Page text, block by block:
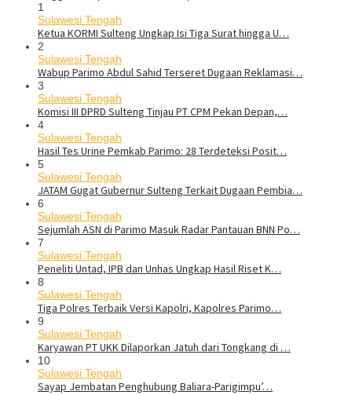
1
Sulawesi Tengah
Ketua KORMI Sulteng Ungkap Isi Tiga Surat hingga U…
2
Sulawesi Tengah
Wabup Parimo Abdul Sahid Terseret Dugaan Reklamasi…
3
Sulawesi Tengah
Komisi III DPRD Sulteng Tinjau PT CPM Pekan Depan,…
4
Sulawesi Tengah
Hasil Tes Urine Pemkab Parimo: 28 Terdeteksi Posit…
5
Sulawesi Tengah
JATAM Gugat Gubernur Sulteng Terkait Dugaan Pembia…
6
Sulawesi Tengah
Sejumlah ASN di Parimo Masuk Radar Pantauan BNN Po…
7
Sulawesi Tengah
Peneliti Untad, IPB dan Unhas Ungkap Hasil Riset K…
8
Sulawesi Tengah
Tiga Polres Terbaik Versi Kapolri, Kapolres Parimo…
9
Sulawesi Tengah
Karyawan PT UKK Dilaporkan Jatuh dari Tongkang di …
10
Sulawesi Tengah
Sayap Jembatan Penghubung Baliara-Parigimpu’…